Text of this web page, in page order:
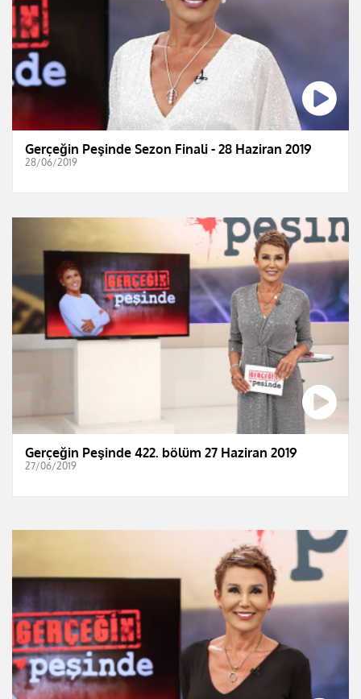
Gerçeğin Peşinde Sezon Finali - 28 Haziran 2019
28/06/2019
Gerçeğin Peşinde 422. bölüm 27 Haziran 2019
27/06/2019